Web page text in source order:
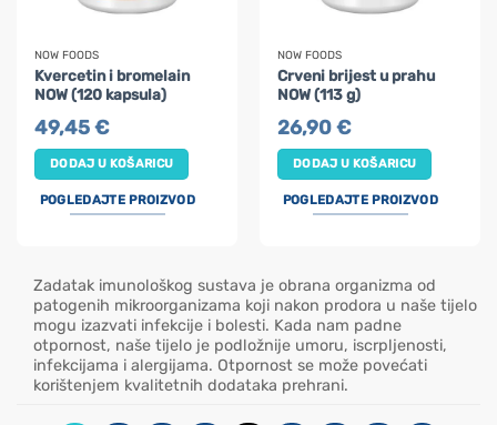
NOW FOODS
Kvercetin i bromelain
NOW (120 kapsula)
49,45€
DODAJ U KOŠARICU
POGLEDAJTE PROIZVOD
NOW FOODS
Crveni brijest u prahu
NOW (113 g)
26,90€
DODAJ U KOŠARICU
POGLEDAJTE PROIZVOD
Zadatak imunološkog sustava je obrana organizma od
patogenih mikroorganizama koji nakon prodora u naše tijelo
mogu izazvati infekcije i bolesti. Kada nam padne
otpornost, naše tijelo je podložnije umoru, iscrpljenosti,
infekcijama i alergijama. Otpornost se može povećati
korištenjem kvalitetnih dodataka prehrani.